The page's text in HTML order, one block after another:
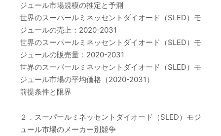
ジュール市場規模の推定と予測
世界のスーパールミネッセントダイオード（SLED）モ
ジュールの売上：2020-2031
世界のスーパールミネッセントダイオード（SLED）モ
ジュールの販売量：2020-2031
世界のスーパールミネッセントダイオード（SLED）モ
ジュール市場の平均価格（2020-2031）
前提条件と限界
２．スーパールミネッセントダイオード（SLED）モジ
ュール市場のメーカー別競争